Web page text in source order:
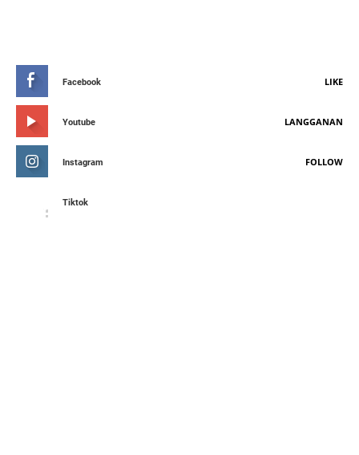
Facebook LIKE
Youtube LANGGANAN
Instagram FOLLOW
Tiktok